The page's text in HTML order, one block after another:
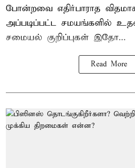
போன்றவை எதிர்பாராத விதமாக
அப்படிப்பட்ட சமயங்களில்
சமையல் குறிப்புகள் இதோ...
Read More